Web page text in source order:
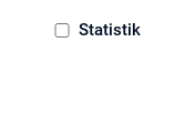
Statistik